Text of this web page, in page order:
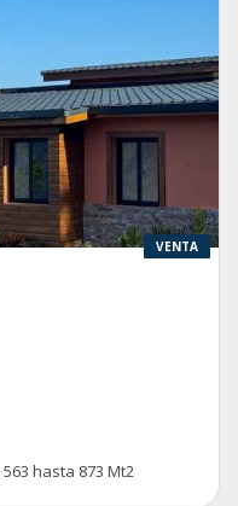
VENTA
563 hasta 873 Mt2